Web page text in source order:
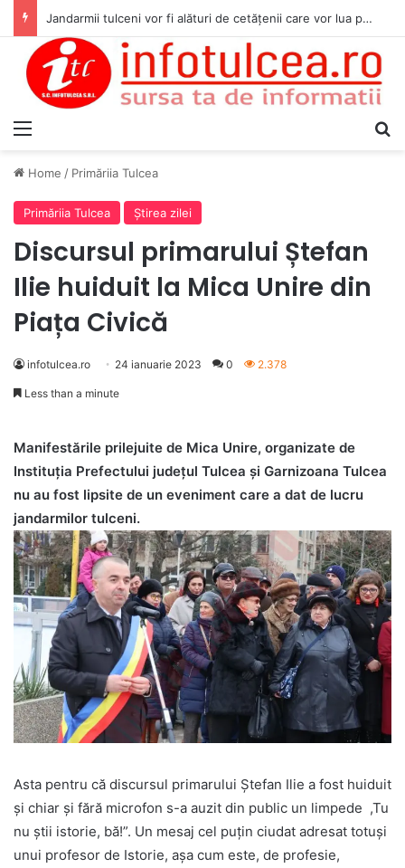
Jandarmii tulceni vor fi alături de cetățenii care vor lua parte la Festivalul Folk Țestos
Home / Primăriia Tulcea
Primăriia Tulcea Ştirea zilei
Discursul primarului Ștefan
Ilie huiduit la Mica Unire din
Piața Civică
infotulcea.ro 24 ianuarie 2023 0 2.378
Less than a minute
Manifestările prilejuite de Mica Unire, organizate de
Instituția Prefectului județul Tulcea și Garnizoana Tulcea
nu au fost lipsite de un eveniment care a dat de lucru
jandarmilor tulceni.
Asta pentru că discursul primarului Ștefan Ilie a fost huiduit
și chiar și fără microfon s-a auzit din public un limpede ,Tu
nu știi istorie, bă!”. Un mesaj cel puțin ciudat adresat totuși
unui profesor de Istorie, așa cum este, de profesie,